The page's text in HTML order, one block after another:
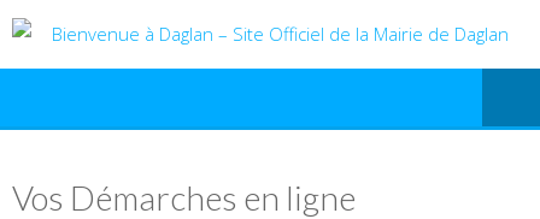
Vos Démarches en ligne